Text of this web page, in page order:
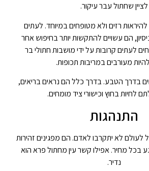
לציין שחתול עבר עיקור.
להיראות רזים ולא מטופחים במיוחד. לעתים
הם עשויים להתקשות יותר בחיפוש אחר
לעתים קרובות על ידי מושבות חתולי בר
מעורבים במריבות תכופות.
בדרך הטבע. בדרך כלל הם נראים בריאים,
לחיות בחוץ וכישורי ציד מומחים.
התנהגות
לעולם לא יתקרבו לאדם. הם מפגינים זהירות
בכל מחיר. אפילו קשר עין מחתול פרא הוא
נדיר.